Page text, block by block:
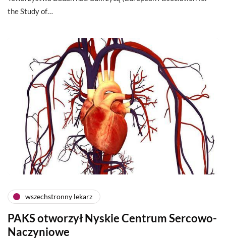
the Study of…
wszechstronny lekarz
PAKS otworzył Nyskie Centrum Sercowo-
Naczyniowe